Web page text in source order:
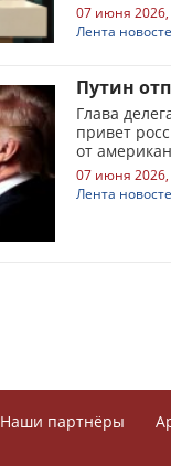
07 июня 2026,
Лента
Путин
Глава
привет
от
07 июня 2026,
Лента
Наши партнёры